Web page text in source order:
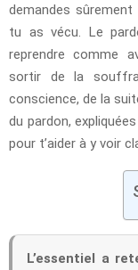
demandes
tu as vécu. Le
reprendre comme
sortir de la
conscience, de la
du pardon,
pour t’aider à y voir
L’essentiel a